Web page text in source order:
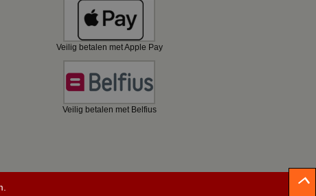
Veilig betalen met Apple Pay
Veilig betalen met Belfius